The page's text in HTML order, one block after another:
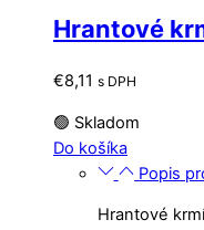
Hrantové
€8,11 s DPH
🟢 Skladom
Do košíka
Popis
Hrantové